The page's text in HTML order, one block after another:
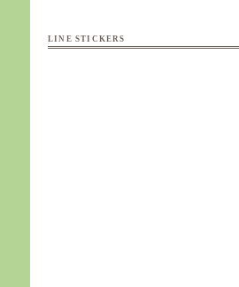
LINE STICKERS